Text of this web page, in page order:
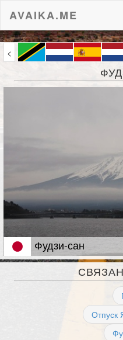
AVAIKA.ME
<
Фудзи-сан
Отпуск